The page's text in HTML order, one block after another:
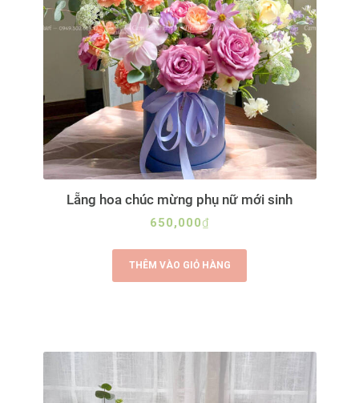
Lẵng hoa chúc mừng phụ nữ mới sinh
650,000₫
THÊM VÀO GIỎ HÀNG